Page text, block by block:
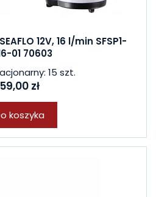
12V, 16 l/min SFSP1-
01 70603
15 szt.
59,00 zł
koszyka